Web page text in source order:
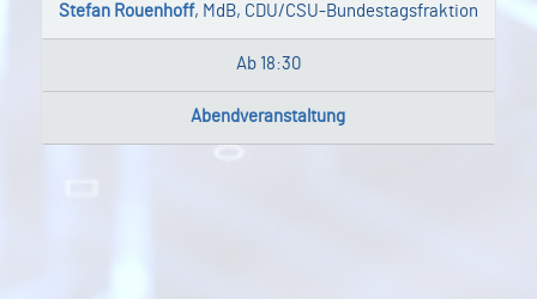
Stefan Rouenhoff, MdB, CDU/CSU-Bundestagsfraktion
Ab 18:30
Abendveranstaltung